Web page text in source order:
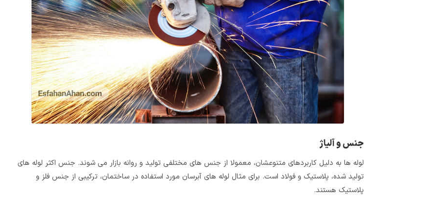
جنس و آلیاژ
لوله‌ ها به دلیل کاربردهای متنوعشان، معمولا از جنس‌ های مختلفی تولید و روانه‌ بازار می‌ شوند. جنس اکثر لوله‌ های
تولید شده، پلاستیک و فولاد است. برای مثال لوله‌ های آبرسان مورد استفاده در ساختمان، ترکیبی از جنس فلز و
پلاستیک هستند.